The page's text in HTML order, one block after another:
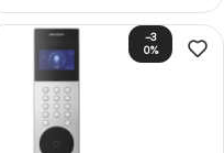
Hikvision
-3
0%